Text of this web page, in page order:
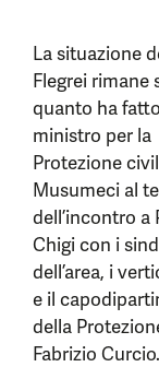
La situazione
Flegrei rimane
quanto ha
ministro per la
Protezione
Musumeci al
dell’incontro a
Chigi con i
dell’area, i
e il
della
Fabrizio